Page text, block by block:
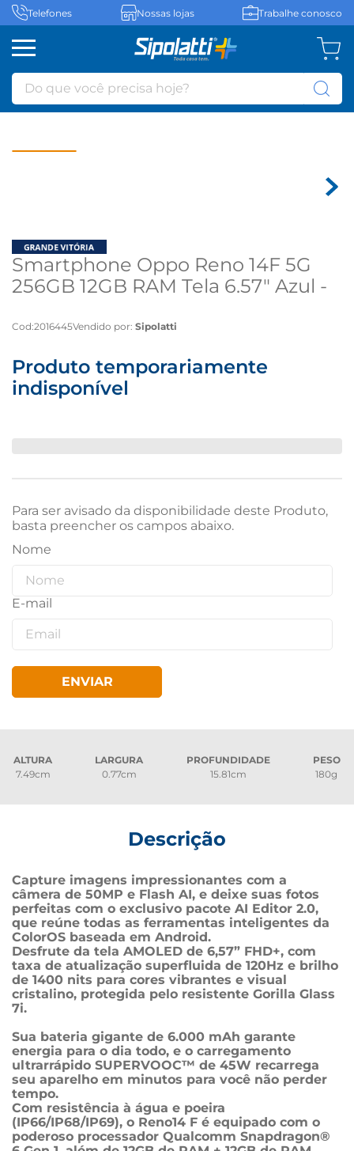
Telefones Nossas lojas Trabalhe conosco
Do que você precisa hoje?
Smartphone Oppo Reno 14F 5G
256GB 12GB RAM Tela 6.57" Azul -
Cod:2016445Vendido por: Sipolatti
Produto temporariamente
indisponível
Para ser avisado da disponibilidade deste Produto,
basta preencher os campos abaixo.
ENVIAR
ALTURA
7.49cm
LARGURA
0.77cm
PROFUNDIDADE
15.81cm
PESO
180g
Descrição
Capture imagens impressionantes com a
câmera de 50MP e Flash AI, e deixe suas fotos
perfeitas com o exclusivo pacote AI Editor 2.0,
que reúne todas as ferramentas inteligentes da
ColorOS baseada em Android.
Desfrute da tela AMOLED de 6,57” FHD+, com
taxa de atualização superfluida de 120Hz e brilho
de 1400 nits para cores vibrantes e visual
cristalino, protegida pelo resistente Gorilla Glass
7i.
Sua bateria gigante de 6.000 mAh garante
energia para o dia todo, e o carregamento
ultrarrápido SUPERVOOC™ de 45W recarrega
seu aparelho em minutos para você não perder
tempo.
Com resistência à água e poeira
(IP66/IP68/IP69), o Reno14 F é equipado com o
poderoso processador Qualcomm Snapdragon®